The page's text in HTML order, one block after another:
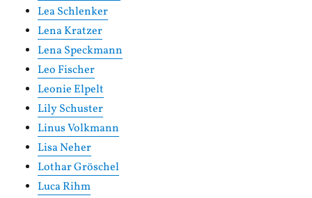
Lea Schlenker
Lena Kratzer
Lena Speckmann
Leo Fischer
Leonie Elpelt
Lily Schuster
Linus Volkmann
Lisa Neher
Lothar Gröschel
Luca Rihm